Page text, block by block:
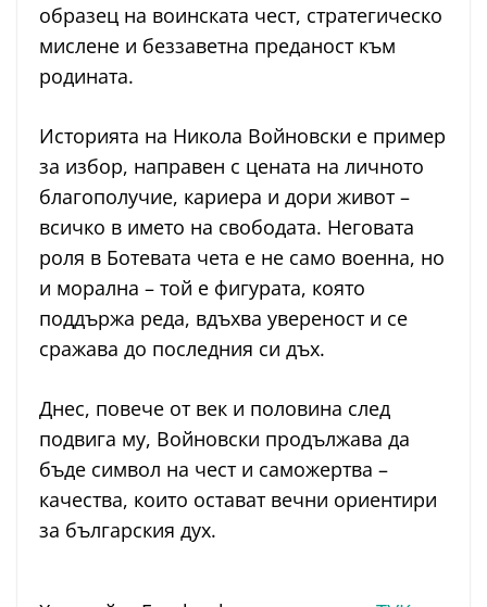
образец на воинската чест, стратегическо
мислене и беззаветна преданост към
родината.
Историята на Никола Войновски е пример
за избор, направен с цената на личното
благополучие, кариера и дори живот –
всичко в името на свободата. Неговата
роля в Ботевата чета е не само военна, но
и морална – той е фигурата, която
поддържа реда, вдъхва увереност и се
сражава до последния си дъх.
Днес, повече от век и половина след
подвига му, Войновски продължава да
бъде символ на чест и саможертва –
качества, които остават вечни ориентири
за българския дух.